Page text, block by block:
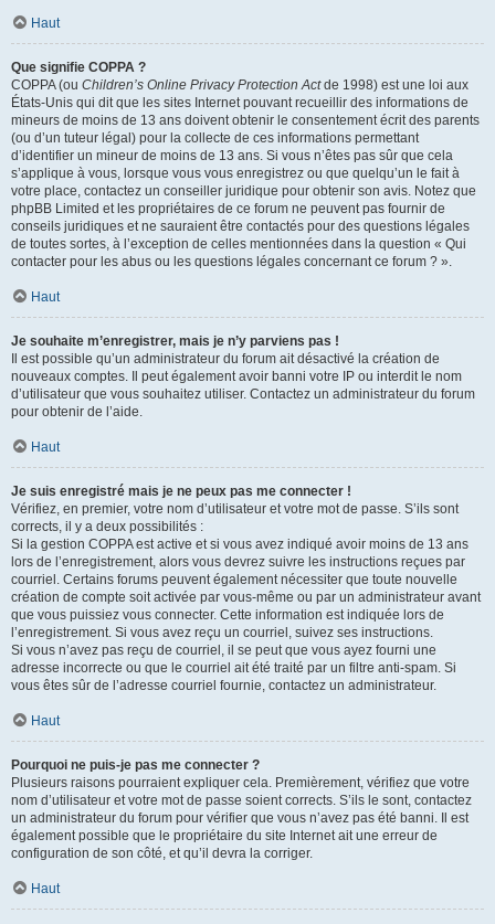
Haut
Que signifie COPPA ?
COPPA (ou Children’s Online Privacy Protection Actde 1998) est une loi aux
États-Unis qui dit que les sites Internet pouvant recueillir des informations de
mineurs de moins de 13 ans doivent obtenir le consentement écrit des parents
(ou d’un tuteur légal) pour la collecte de ces informations permettant
d’identifier un mineur de moins de 13 ans. Si vous n’êtes pas sûr que cela
s’applique à vous, lorsque vous vous enregistrez ou que quelqu’un le fait à
votre place, contactez un conseiller juridique pour obtenir son avis. Notez que
phpBB Limited et les propriétaires de ce forum ne peuvent pas fournir de
conseils juridiques et ne sauraient être contactés pour des questions légales
de toutes sortes, à l’exception de celles mentionnées dans la question « Qui
contacter pour les abus ou les questions légales concernant ce forum ? ».
Haut
Je souhaite m’enregistrer, mais je n’y parviens pas !
Il est possible qu’un administrateur du forum ait désactivé la création de
nouveaux comptes. Il peut également avoir banni votre IP ou interdit le nom
d’utilisateur que vous souhaitez utiliser. Contactez un administrateur du forum
pour obtenir de l’aide.
Haut
Je suis enregistré mais je ne peux pas me connecter !
Vérifiez, en premier, votre nom d’utilisateur et votre mot de passe. S’ils sont
corrects, il y a deux possibilités :
Si la gestion COPPA est active et si vous avez indiqué avoir moins de 13 ans
lors de l’enregistrement, alors vous devrez suivre les instructions reçues par
courriel. Certains forums peuvent également nécessiter que toute nouvelle
création de compte soit activée par vous-même ou par un administrateur avant
que vous puissiez vous connecter. Cette information est indiquée lors de
l’enregistrement. Si vous avez reçu un courriel, suivez ses instructions.
Si vous n’avez pas reçu de courriel, il se peut que vous ayez fourni une
adresse incorrecte ou que le courriel ait été traité par un filtre anti-spam. Si
vous êtes sûr de l’adresse courriel fournie, contactez un administrateur.
Haut
Pourquoi ne puis-je pas me connecter ?
Plusieurs raisons pourraient expliquer cela. Premièrement, vérifiez que votre
nom d’utilisateur et votre mot de passe soient corrects. S’ils le sont, contactez
un administrateur du forum pour vérifier que vous n’avez pas été banni. Il est
également possible que le propriétaire du site Internet ait une erreur de
configuration de son côté, et qu’il devra la corriger.
Haut